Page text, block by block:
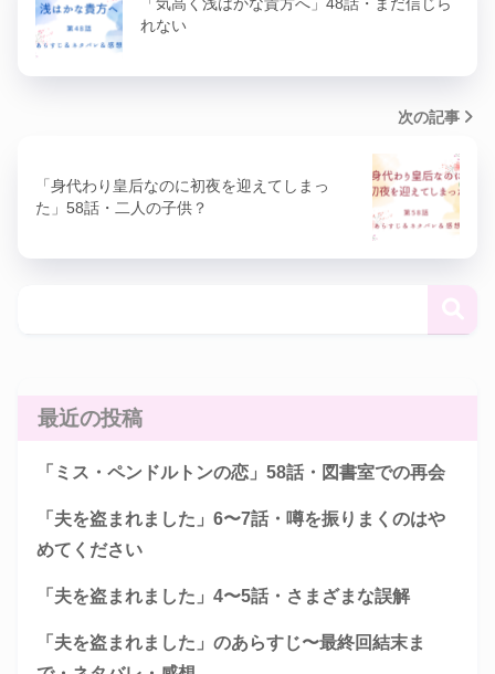
「気高く浅はかな貴方へ」48話・まだ信じら
れない
次の記事
「身代わり皇后なのに初夜を迎えてしまっ
た」58話・二人の子供？
最近の投稿
「ミス・ペンドルトンの恋」58話・図書室での再会
「夫を盗まれました」6〜7話・噂を振りまくのはや
めてください
「夫を盗まれました」4〜5話・さまざまな誤解
「夫を盗まれました」のあらすじ〜最終回結末ま